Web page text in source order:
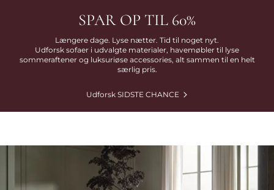
SPAR OP TIL 60%
Længere dage. Lyse nætter. Tid til noget nyt.
Udforsk sofaer i udvalgte materialer, havemøbler til lyse
sommeraftener og luksuriøse accessories, alt sammen til en helt
særlig pris.
Udforsk SIDSTE CHANCE